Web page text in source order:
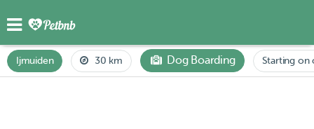
Ijmuiden 30 km Dog Boarding Starting on